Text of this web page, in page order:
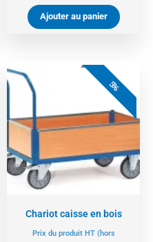
Ajouter au panier
5%
Chariot caisse en bois
Prix du produit HT (hors
prix
initial
était :
420,00 €.
est :
399,00 €.